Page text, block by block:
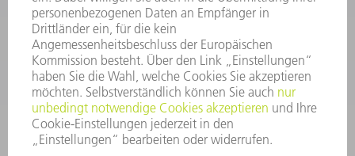
Service TRUMPF Lasertechnik
+49 7156 303 37444
Mo - Fr: 07:30 - 18:00 Uhr
Additive Manufacturing 07:30 - 17:30 Uhr
spareparts.tld@trumpf.com